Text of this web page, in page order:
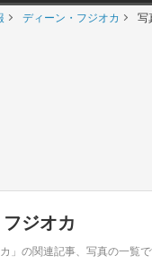
ディーン・フジオカ 写
ジオカ
カ」の関連記事、写真の一覧